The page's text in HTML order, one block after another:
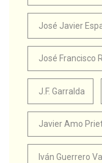
José Javier
José Francisco
J.F. Garralda
Javier Amo
Iván Guerrero